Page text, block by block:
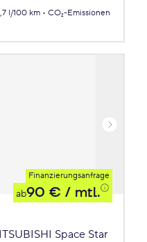
l/100 km
CO₂-Emissionen
Finanzierungsanfrage
ab90 € / mtl.
Space Star